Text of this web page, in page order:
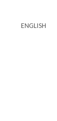
ENGLISH